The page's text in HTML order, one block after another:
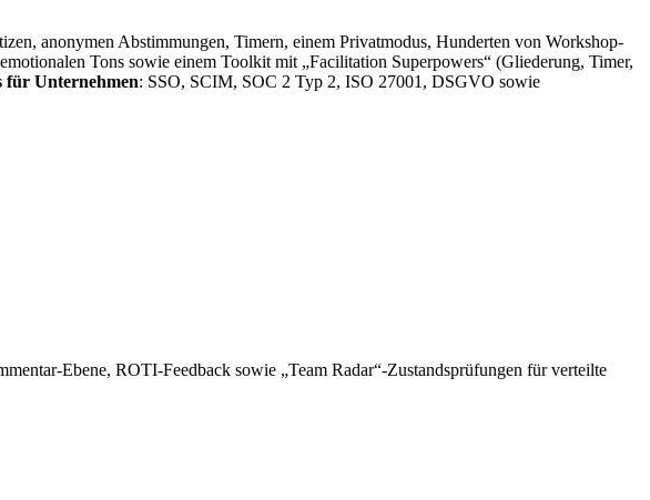
anonymen Abstimmungen, Timern, einem Privatmodus, Hunderten von Workshop-
Tons sowie einem Toolkit mit „Facilitation Superpowers“ (Gliederung, Timer,
für Unternehmen: SSO, SCIM, SOC 2 Typ 2, ISO 27001, DSGVO sowie
Ebene, ROTI-Feedback sowie „Team Radar“-Zustandsprüfungen für verteilte